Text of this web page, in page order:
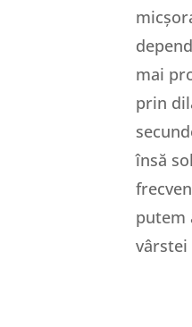
mai
prin
însă
putem
vârstei